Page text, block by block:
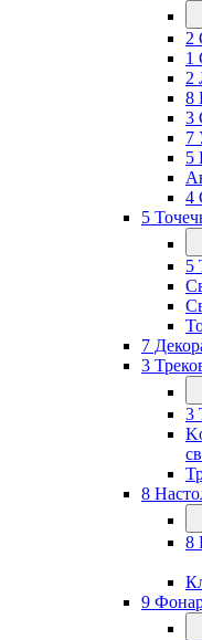
2
1
2
8
3
7
5
4
5
5
7
3
3
8
8
9